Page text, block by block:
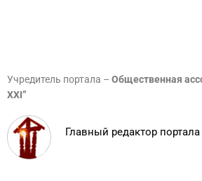
Учредитель портала – Общественная
XXI”
Главный редактор